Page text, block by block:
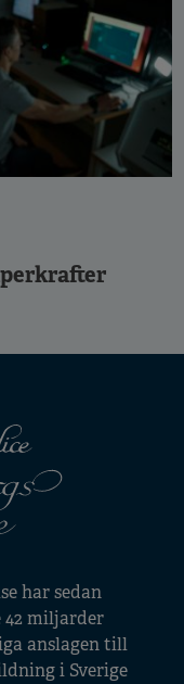
har sedan
42 miljarder
anslagen till
i Sverige